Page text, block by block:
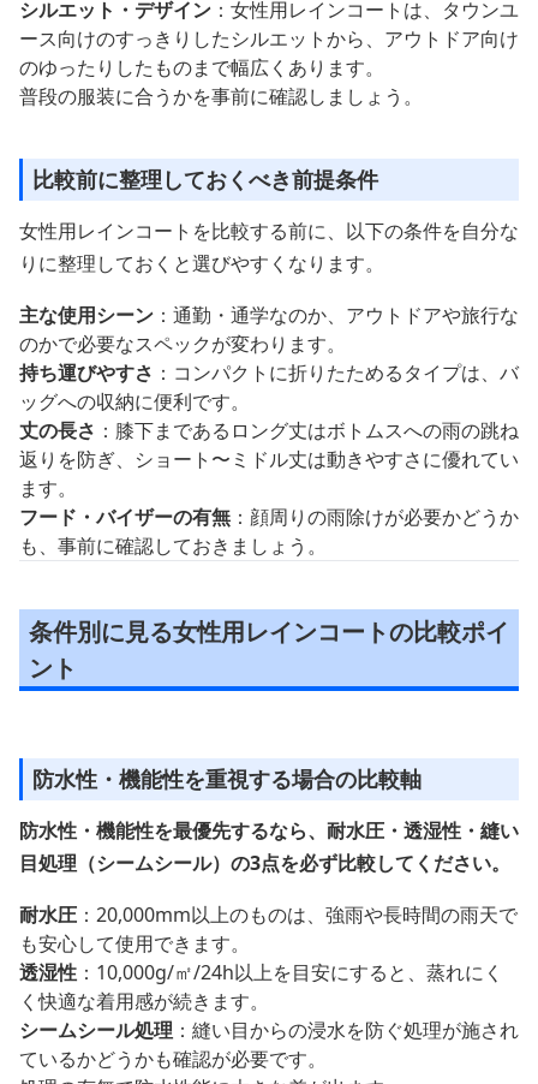
シルエット・デザイン ：女性用レインコートは、タウンユ
ース向けのすっきりしたシルエットから、アウトドア向け
のゆったりしたものまで幅広くあります。
普段の服装に合うかを事前に確認しましょう。
比較前に整理しておくべき前提条件
女性用レインコートを比較する前に、以下の条件を自分な
りに整理しておくと選びやすくなります。
主な使用シーン ：通勤・通学なのか、アウトドアや旅行な
のかで必要なスペックが変わります。
持ち運びやすさ ：コンパクトに折りたためるタイプは、バ
ッグへの収納に便利です。
丈の長さ ：膝下まであるロング丈はボトムスへの雨の跳ね
返りを防ぎ、ショート〜ミドル丈は動きやすさに優れてい
ます。
フード・バイザーの有無 ：顔周りの雨除けが必要かどうか
も、事前に確認しておきましょう。
条件別に見る女性用レインコートの比較ポイ
ント
防水性・機能性を重視する場合の比較軸
防水性・機能性を最優先するなら、耐水圧・透湿性・縫い
目処理（シームシール）の3点を必ず比較してください。
耐水圧 ：20,000mm以上のものは、強雨や長時間の雨天で
も安心して使用できます。
透湿性 ：10,000g/㎡/24h以上を目安にすると、蒸れにく
く快適な着用感が続きます。
シームシール処理 ：縫い目からの浸水を防ぐ処理が施され
ているかどうかも確認が必要です。